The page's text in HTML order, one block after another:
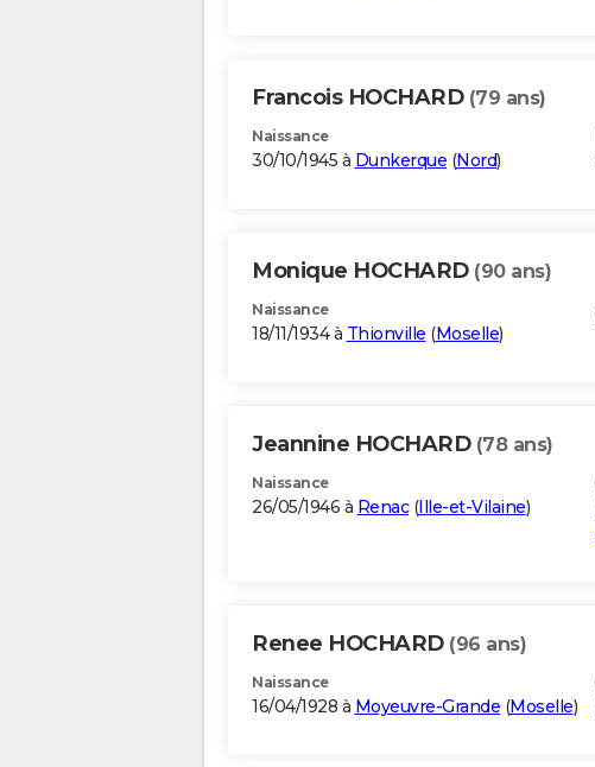
Francois HOCHARD (79 ans)
Naissance
30/10/1945 à Dunkerque (Nord)
Monique HOCHARD (90 ans)
Naissance
18/11/1934 à Thionville (Moselle)
Jeannine HOCHARD (78 ans)
Naissance
26/05/1946 à Renac(Ille-et-Vilaine)
Renee HOCHARD (96 ans)
Naissance
16/04/1928 à Moyeuvre-Grande (Moselle)